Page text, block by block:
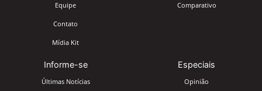
Equipe
Contato
Mídia Kit
Comparativo
Informe-se
Últimas Notícias
Especiais
Opinião